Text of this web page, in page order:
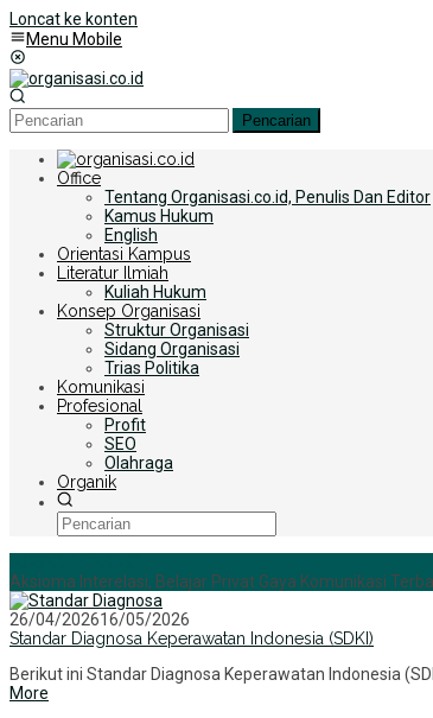
Loncat ke konten
Menu Mobile
Pencarian
Office
Tentang Organisasi.co.id, Penulis Dan Editor
Kamus Hukum
English
Orientasi Kampus
Literatur Ilmiah
Kuliah Hukum
Konsep Organisasi
Struktur Organisasi
Sidang Organisasi
Trias Politika
Komunikasi
Profesional
Profit
SEO
Olahraga
Organik
Aksioma Interelasi, Belajar Privat Gaya Komunikasi
26/04/202616/05/2026
Standar Diagnosa Keperawatan Indonesia (SDKI)
Berikut ini Standar Diagnosa Keperawatan Indonesia
More